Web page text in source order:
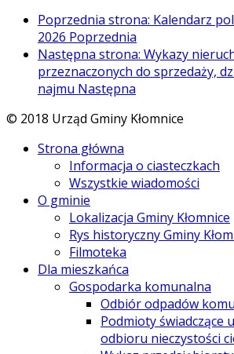
Poprzednia strona: Kalendarz
2026 Poprzednia
Następna strona: Wykazy
przeznaczonych do sprzedaży,
najmu Następna
© 2018 Urząd Gminy Kłomnice
Strona główna
Informacja o ciasteczkach
Wszystkie wiadomości
O gminie
Lokalizacja Gminy Kłomnice
Rys historyczny Gminy
Filmoteka
Dla mieszkańca
Gospodarka komunalna
Odbiór odpadów
Podmioty świadczące
odbioru nieczystości